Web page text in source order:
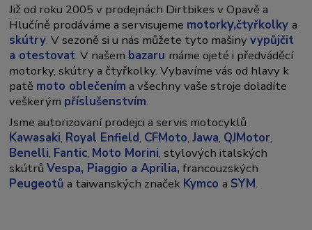
Již od roku 2005 v prodejnách Dirtbikes v Opavě a
Hlučíně prodáváme a servisujeme motorky,čtyřkolkya
skútry. V sezoně si u nás můžete tyto mašinyvypůjčit
a otestovat. V našem bazaru máme ojeté i předváděcí
motorky, skútry a čtyřkolky. Vybavíme vás od hlavy k
patě moto oblečením a všechny vaše stroje doladíte
veškerým příslušenstvím.
Jsme autorizovaní prodejci a servis motocyklů
Kawasaki, Royal Enfield, CFMoto,Jawa, QJMotor,
Benelli, Fantic, Moto Morini, stylových italských
skútrůVespa, Piaggio a Aprilia, francouzských
Peugeotů a taiwanských značek Kymcoa SYM.